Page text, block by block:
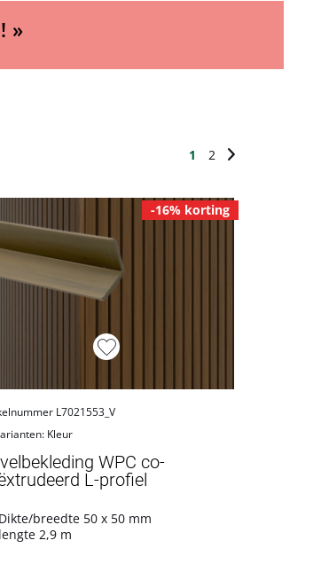
»
1 2
-16% korting
L7021553_V
Kleur
WPC co-
L-profiel
Dikte/breedte 50 x 50 mm
lengte 2,9 m